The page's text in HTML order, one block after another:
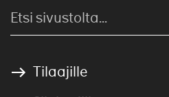
Tilaajille